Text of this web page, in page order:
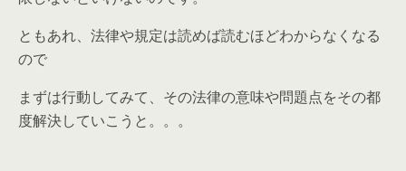
ともあれ、法律や規定は読めば読むほどわからなくなる
ので
まずは行動してみて、その法律の意味や問題点をその都
度解決していこうと。。。